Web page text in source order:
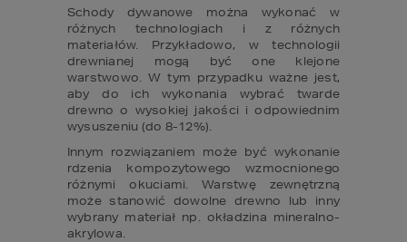
Schody dywanowe można wykonać w
różnych technologiach i z różnych
materiałów. Przykładowo, w technologii
drewnianej mogą być one klejone
warstwowo. W tym przypadku ważne jest,
aby do ich wykonania wybrać twarde
drewno o wysokiej jakości i odpowiednim
wysuszeniu (do 8-12%).
Innym rozwiązaniem może być wykonanie
rdzenia kompozytowego wzmocnionego
różnymi okuciami. Warstwę zewnętrzną
może stanowić dowolne drewno lub inny
wybrany materiał np. okładzina mineralno-
akrylowa.